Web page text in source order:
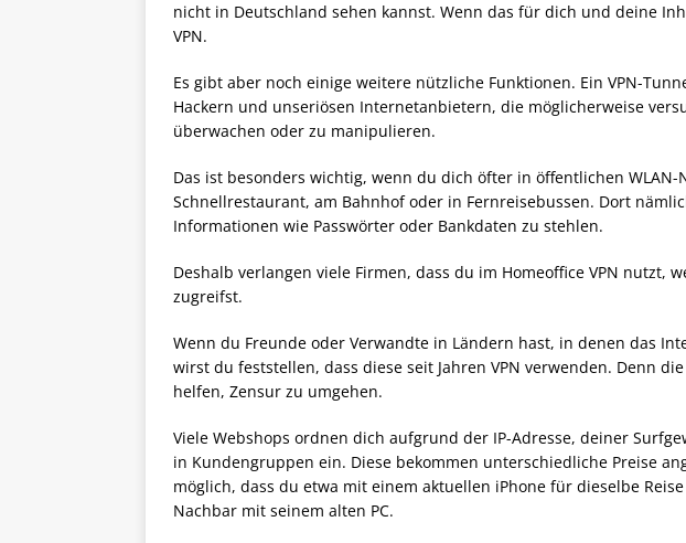
nicht in Deutschland sehen kannst. Wenn das für dich und deine
VPN.
Es gibt aber noch einige weitere nützliche Funktionen. Ein VPN-
Hackern und unseriösen Internetanbietern, die möglicherweise
überwachen oder zu manipulieren.
Das ist besonders wichtig, wenn du dich öfter in öffentlichen WLAN-
Schnellrestaurant, am Bahnhof oder in Fernreisebussen. Dort
Informationen wie Passwörter oder Bankdaten zu stehlen.
Deshalb verlangen viele Firmen, dass du im Homeoffice VPN nutzt,
zugreifst.
Wenn du Freunde oder Verwandte in Ländern hast, in denen das
wirst du feststellen, dass diese seit Jahren VPN verwenden. Denn
helfen, Zensur zu umgehen.
Viele Webshops ordnen dich aufgrund der IP-Adresse, deiner
in Kundengruppen ein. Diese bekommen unterschiedliche Preise
möglich, dass du etwa mit einem aktuellen iPhone für dieselbe
Nachbar mit seinem alten PC.